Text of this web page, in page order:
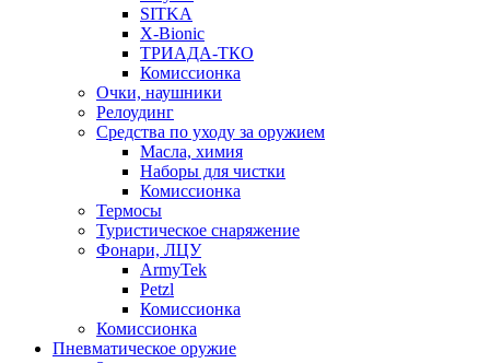
SITKA
X-Bionic
ТРИАДА-ТКО
Комиссионка
Очки, наушники
Релоудинг
Средства по уходу за оружием
Масла, химия
Наборы для чистки
Комиссионка
Термосы
Туристическое снаряжение
Фонари, ЛЦУ
ArmyTek
Petzl
Комиссионка
Комиссионка
Пневматическое оружие